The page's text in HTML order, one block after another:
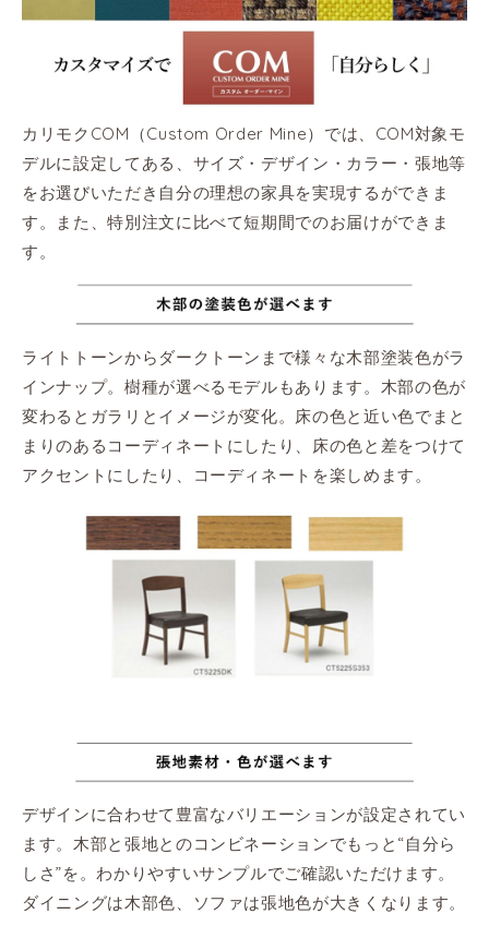
カリモクCOM（Custom Order Mine）では、COM対象モ
デルに設定してある、サイズ・デザイン・カラー・張地等
をお選びいただき自分の理想の家具を実現するができま
す。また、特別注文に比べて短期間でのお届けができま
す。
ライトトーンからダークトーンまで様々な木部塗装色がラ
インナップ。樹種が選べるモデルもあります。木部の色が
変わるとガラリとイメージが変化。床の色と近い色でまと
まりのあるコーディネートにしたり、床の色と差をつけて
アクセントにしたり、コーディネートを楽しめます。
デザインに合わせて豊富なバリエーションが設定されてい
ます。木部と張地とのコンビネーションでもっと“自分ら
しさ”を。わかりやすいサンプルでご確認いただけます。
ダイニングは木部色、ソファは張地色が大きくなります。